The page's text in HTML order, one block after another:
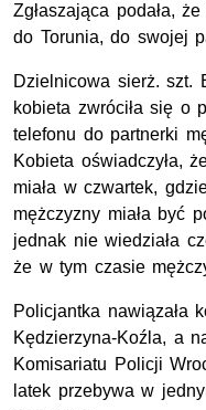
Zgłaszająca podała,
do Torunia, do swojej
Dzielnicowa sierż. szt.
kobieta zwróciła się o
telefonu do partnerki
Kobieta oświadczyła,
miała w czwartek,
mężczyzny miała być
jednak nie wiedziała
że w tym czasie
Policjantka nawiązała
Kędzierzyna-Koźla, a
Komisariatu Policji
latek przebywa w